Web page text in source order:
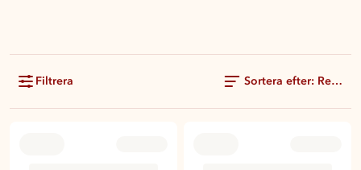
Filtrera Sortera efter: